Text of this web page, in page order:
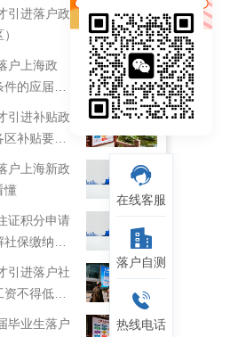
引进落户政
户上海政
的应届生
引进补贴政
补贴要求
户上海新政
懂
证积分申请
保缴纳要
引进落户社
不得低于
毕业生落户
在线客服
落户自测
热线电话